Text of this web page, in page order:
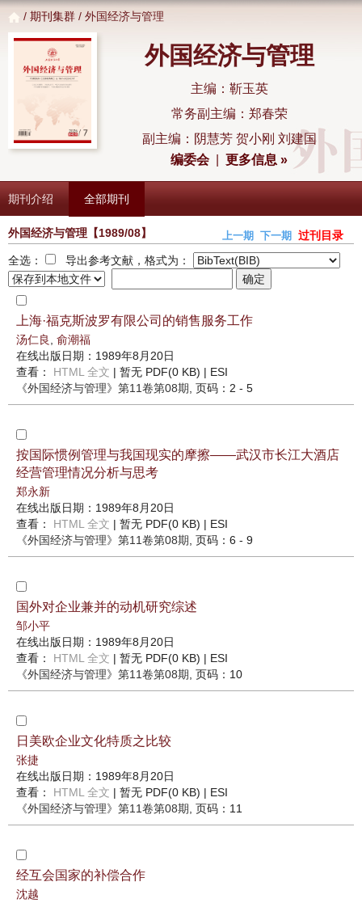
/ 期刊集群 / 外国经济与管理
外国经济与管理
主编：靳玉英
常务副主编：郑春荣
副主编：阴慧芳 贺小刚 刘建国
编委会|更多信息 »
期刊介绍 全部期刊
外国经济与管理 【1989/08】 上一期 下一期
过刊目录
全选：
导出参考文献，格式为：
上海·福克斯波罗有限公司的销售服务工作
汤仁良
俞潮福
在线出版日期：1989年8月20日
查看： HTML 全文 | 暂无 PDF(0 KB) | ESI
《外国经济与管理》 第11卷第08期 , 页码：2 - 5
按国际惯例管理与我国现实的摩擦——武汉市长江大酒店
经营管理情况分析与思考
郑永新
在线出版日期：1989年8月20日
查看： HTML 全文 | 暂无 PDF(0 KB) | ESI
《外国经济与管理》 第11卷第08期 , 页码：6 - 9
国外对企业兼并的动机研究综述
邹小平
在线出版日期：1989年8月20日
查看： HTML 全文 | 暂无 PDF(0 KB) | ESI
《外国经济与管理》 第11卷第08期 , 页码：10
日美欧企业文化特质之比较
张捷
在线出版日期：1989年8月20日
查看： HTML 全文 | 暂无 PDF(0 KB) | ESI
《外国经济与管理》 第11卷第08期 , 页码：11
经互会国家的补偿合作
沈越